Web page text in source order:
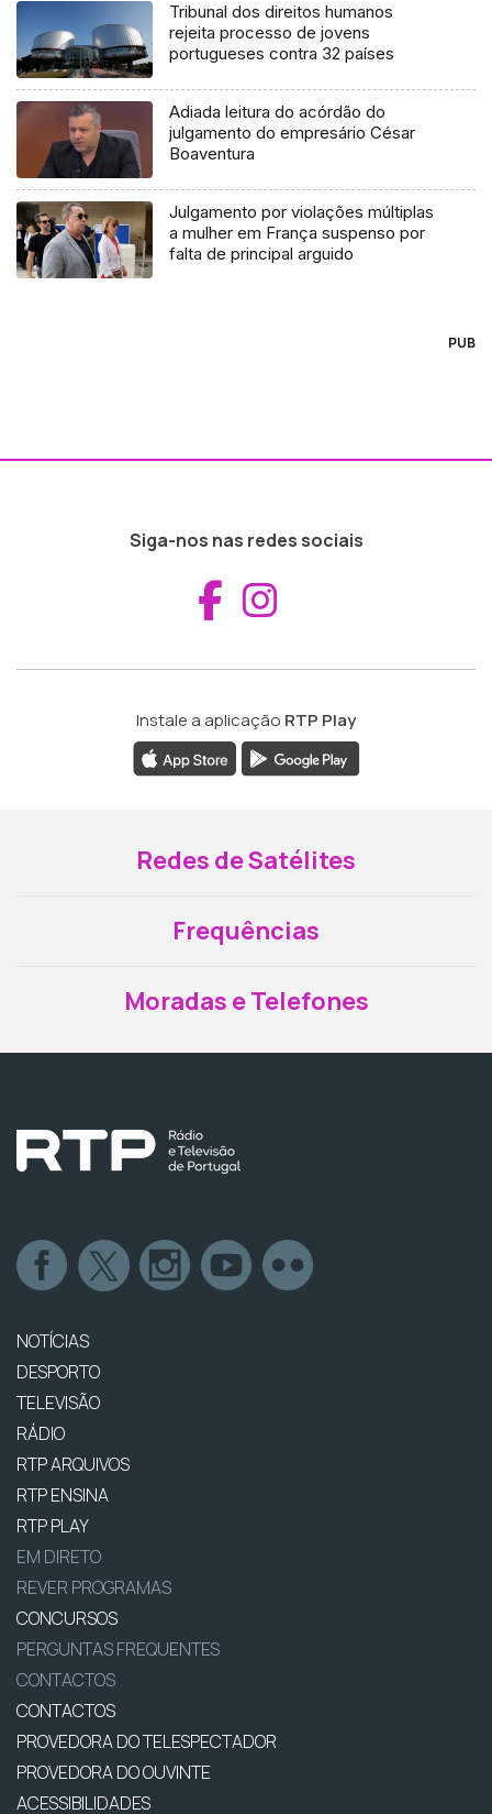
Tribunal dos direitos humanos
rejeita processo de jovens
portugueses contra 32 países
Adiada leitura do acórdão do
julgamento do empresário César
Boaventura
Julgamento por violações múltiplas
a mulher em França suspenso por
falta de principal arguido
PUB
Siga-nos nas redes sociais
Aceder ao
Instale a aplicação RTP Play
Redes de Satélites
Frequências
Moradas e Telefones
NOTÍCIAS
DESPORTO
TELEVISÃO
RÁDIO
RTP ARQUIVOS
RTP ENSINA
RTP PLAY
EM DIRETO
REVER PROGRAMAS
CONCURSOS
PERGUNTAS FREQUENTES
CONTACTOS
CONTACTOS
PROVEDORA DO TELESPECTADOR
PROVEDORA DO OUVINTE
ACESSIBILIDADES